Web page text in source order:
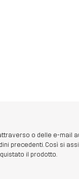
o delle e-mail
precedenti. Così si
il prodotto.